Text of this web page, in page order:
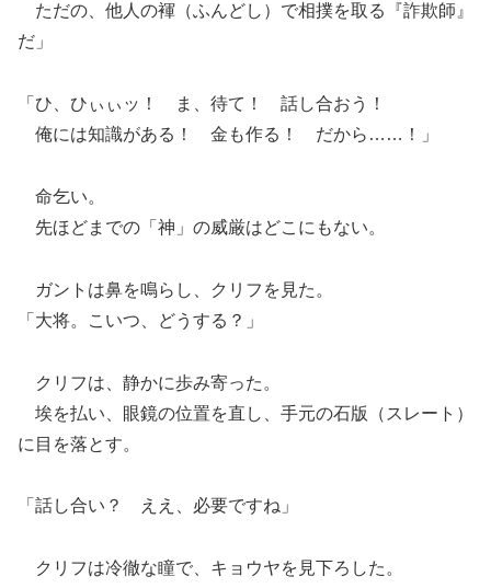
ただの、他人の褌（ふんどし）で相撲を取る『詐欺師』
だ」
「ひ、ひぃぃッ！ ま、待て！ 話し合おう！
俺には知識がある！ 金も作る！ だから……！」
命乞い。
先ほどまでの「神」の威厳はどこにもない。
ガントは鼻を鳴らし、クリフを見た。
「大将。こいつ、どうする？」
クリフは、静かに歩み寄った。
埃を払い、眼鏡の位置を直し、手元の石版（スレート）
に目を落とす。
「話し合い？ ええ、必要ですね」
クリフは冷徹な瞳で、キョウヤを見下ろした。